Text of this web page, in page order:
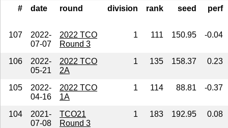
# date round division rank seed perf
107
2022-
07-07
2022 TCO
Round 3
1 111 150.95 -0.04
106
2022-
05-21
2022 TCO
2A
1 135 158.37 0.23
105
2022-
04-16
2022 TCO
1A
1 114 88.81 -0.37
104
2021-
07-08
TCO21
Round 3
1 183 192.95 0.08